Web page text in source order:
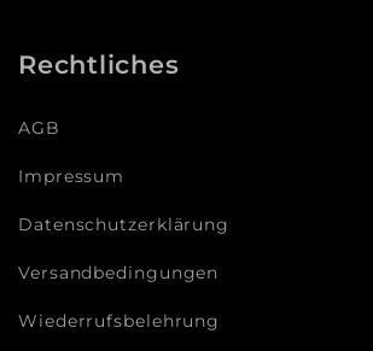
Rechtliches
AGB
Impressum
Datenschutzerklärung
Versandbedingungen
Wiederrufsbelehrung